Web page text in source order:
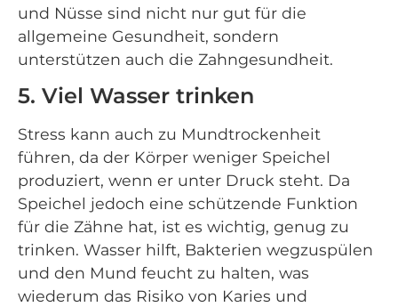
und Nüsse sind nicht nur gut für die
allgemeine Gesundheit, sondern
unterstützen auch die Zahngesundheit.
5. Viel Wasser trinken
Stress kann auch zu Mundtrockenheit
führen, da der Körper weniger Speichel
produziert, wenn er unter Druck steht. Da
Speichel jedoch eine schützende Funktion
für die Zähne hat, ist es wichtig, genug zu
trinken. Wasser hilft, Bakterien wegzuspülen
und den Mund feucht zu halten, was
wiederum das Risiko von Karies und